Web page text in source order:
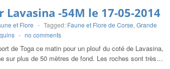
Lavasina -54M le 17-05-2014
et Flore - Tagged: Faune et Flore de Corse, Grande
- no comments
de Toga ce matin pour un plouf du coté de Lavasina,
sur plus de 50 mètres de fond. Les roches sont très…